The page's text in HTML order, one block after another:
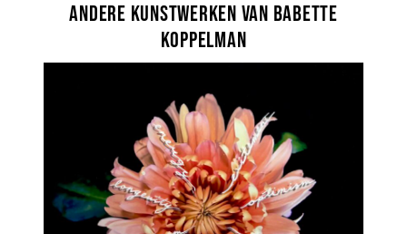
Andere kunstwerken van Babette
Koppelman